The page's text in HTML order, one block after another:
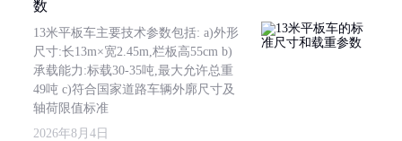
数
13米平板车主要技术参数包括: a)外形
尺寸:长13m×宽2.45m,栏板高55cm b)
承载能力:标载30-35吨,最大允许总重
49吨 c)符合国家道路车辆外廓尺寸及
轴荷限值标准
2026年8月4日